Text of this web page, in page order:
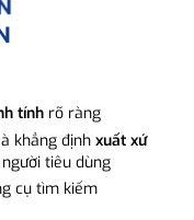
tính rõ ràng
khẳng định xuất xứ
tiêu dùng
cụ tìm kiếm